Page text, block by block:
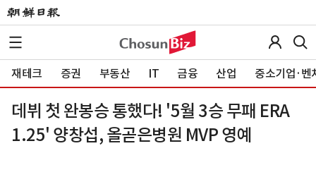
재테크 증권 부동산 IT 금융 산업 중소기업·벤
데뷔 첫 완봉승 통했다! '5월 3승 무패 ERA
1.25' 양창섭, 올곧은병원 MVP 영예